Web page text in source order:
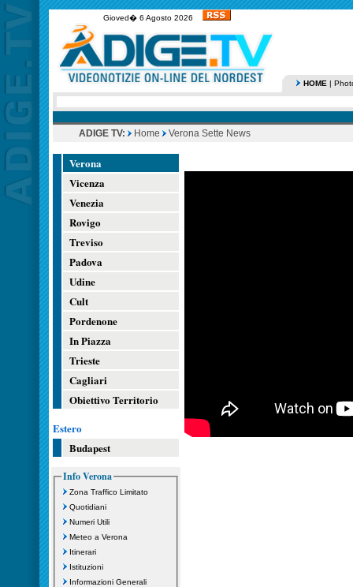
Gioved� 6 Agosto 2026
HOME |
ADIGE TV: Home Verona Sette News
Verona
Vicenza
Venezia
Rovigo
Treviso
Padova
Udine
Cult
Pordenone
In Piazza
Trieste
Cagliari
Obiettivo Territorio
Estero
Budapest
Info Verona
Zona Traffico Limitato
Quotidiani
Numeri Utili
Meteo a Verona
Itinerari
Istituzioni
Informazioni Generali